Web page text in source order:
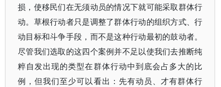
损，使移民们在无须动员的情况下就可能采取群体行
动。草根行动者只是调整了群体行动的组织方式、行
动目标和斗争手段，而不是这种行动最初的鼓动者。
尽管我们选取的这四个案例并不足以使我们去推断纯
粹自发出现的类型在群体行动中到底会占多大的比
例，但我们至少可以看出：先有动员、才有群体行